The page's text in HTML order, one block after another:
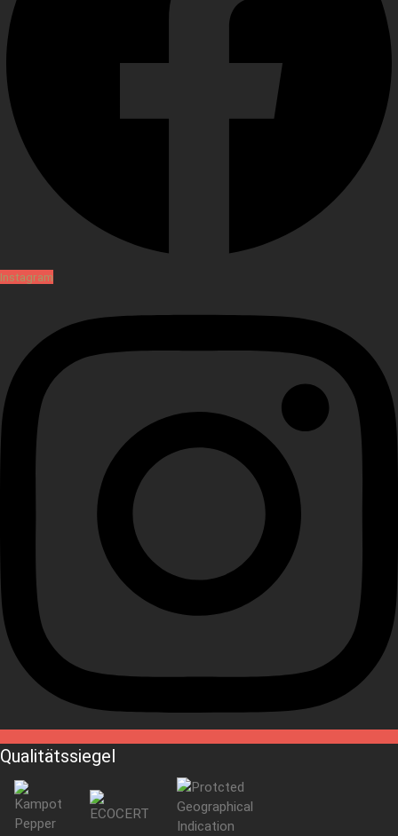
Instagram
Qualitätssiegel